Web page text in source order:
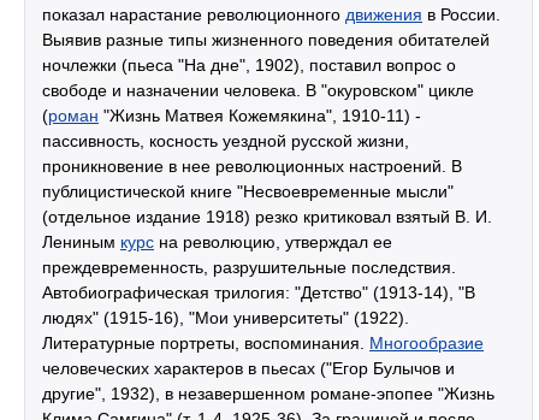
показал нарастание революционного движения в России.
Выявив разные типы жизненного поведения обитателей
ночлежки (пьеса "На дне", 1902), поставил вопрос о
свободе и назначении человека. В "окуровском" цикле
(роман "Жизнь Матвея Кожемякина", 1910-11) -
пассивность, косность уездной русской жизни,
проникновение в нее революционных настроений. В
публицистической книге "Несвоевременные мысли"
(отдельное издание 1918) резко критиковал взятый В. И.
Лениным курс на революцию, утверждал ее
преждевременность, разрушительные последствия.
Автобиографическая трилогия: "Детство" (1913-14), "В
людях" (1915-16), "Мои университеты" (1922).
Литературные портреты, воспоминания. Многообразие
человеческих характеров в пьесах ("Егор Булычов и
другие", 1932), в незавершенном романе-эпопее "Жизнь